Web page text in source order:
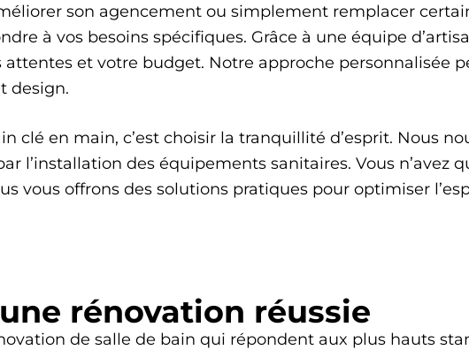
son agencement ou simplement remplacer
à vos besoins spécifiques. Grâce à une équipe
et votre budget. Notre approche personnalisée
design.
clé en main, c’est choisir la tranquillité d’esprit. Nous
l’installation des équipements sanitaires. Vous n’avez
vous offrons des solutions pratiques pour optimiser
rénovation réussie
de salle de bain qui répondent aux plus hauts